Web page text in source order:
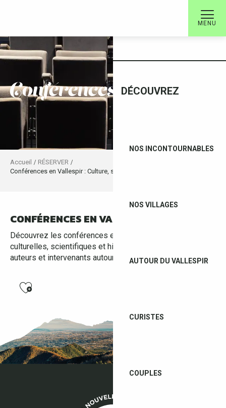
principal
MENU
DÉCOUVREZ
NOS INCONTOURNABLES
NOS VILLAGES
AUTOUR DU VALLESPIR
CURISTES
COUPLES
conférences en vallespir
Accueil
RÉSERVER
Conférences en Vallespir : Culture, savoirs et rencontres
CONFÉRENCES EN VALLESPIR
Découvrez les conférences en Vallespir : rencontres
culturelles, scientifiques et historiques avec des experts,
auteurs et intervenants autour de thèmes variés.
Ajouter aux favoris
PROJECTION DÉBAT "DU RACOU AU CAP LEUCATE, UN
*CONFÉRENCE DES ARTISTES EN BORD DE MEDITERRANÉE